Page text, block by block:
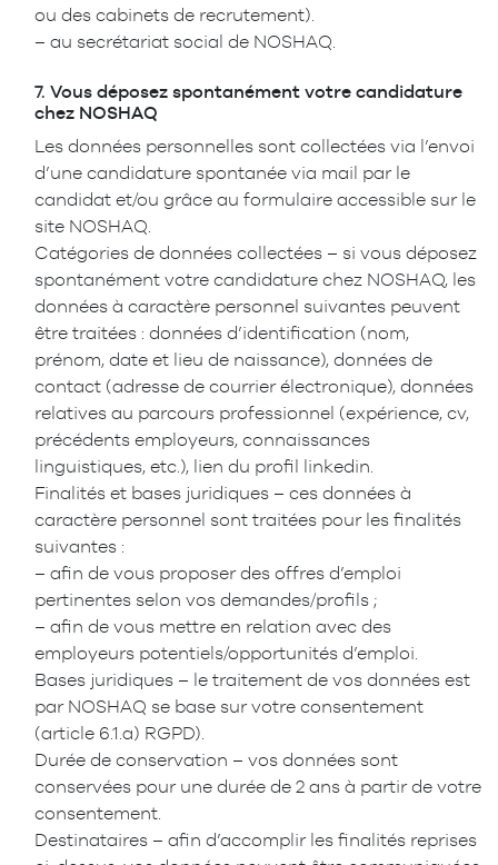
ou des cabinets de recrutement).
– au secrétariat social de NOSHAQ.
7. Vous déposez spontanément votre candidature
chez NOSHAQ
Les données personnelles sont collectées via l’envoi
d’une candidature spontanée via mail par le
candidat et/ou grâce au formulaire accessible sur le
site NOSHAQ.
Catégories de données collectées – si vous déposez
spontanément votre candidature chez NOSHAQ, les
données à caractère personnel suivantes peuvent
être traitées : données d’identification (nom,
prénom, date et lieu de naissance), données de
contact (adresse de courrier électronique), données
relatives au parcours professionnel (expérience, cv,
précédents employeurs, connaissances
linguistiques, etc.), lien du profil linkedin.
Finalités et bases juridiques – ces données à
caractère personnel sont traitées pour les finalités
suivantes :
– afin de vous proposer des offres d’emploi
pertinentes selon vos demandes/profils ;
– afin de vous mettre en relation avec des
employeurs potentiels/opportunités d’emploi.
Bases juridiques – le traitement de vos données est
par NOSHAQ se base sur votre consentement
(article 6.1.a) RGPD).
Durée de conservation – vos données sont
conservées pour une durée de 2 ans à partir de votre
consentement.
Destinataires – afin d’accomplir les finalités reprises